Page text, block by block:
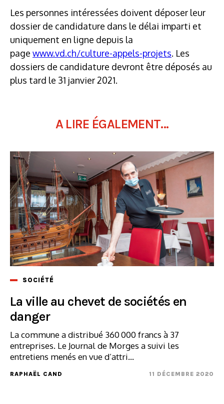
Les personnes intéressées doivent déposer leur
dossier de candidature dans le délai imparti et
uniquement en ligne depuis la
page www.vd.ch/culture-appels-projets. Les
dossiers de candidature devront être déposés au
plus tard le 31 janvier 2021.
A LIRE ÉGALEMENT...
SOCIÉTÉ
La ville au chevet de sociétés en
danger
La commune a distribué 360 000 francs à 37
entreprises. Le Journal de Morges a suivi les
entretiens menés en vue d’attri...
RAPHAËL CAND 11 DÉCEMBRE 2020